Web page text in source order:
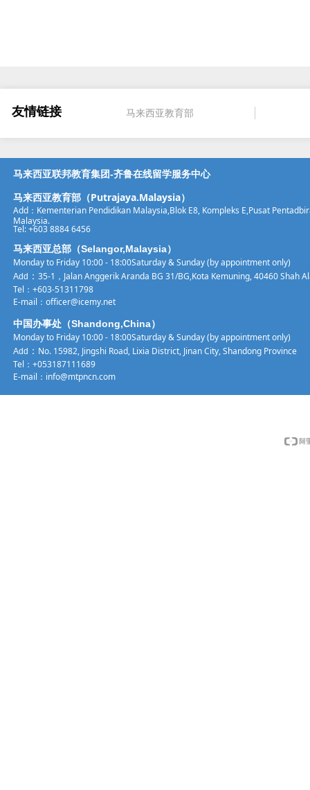
马来西亚教育部
友情链接
马来西亚联邦教育集团-齐鲁在线留学服务中心
马来西亚教育部（Putrajaya.Malaysia）
Add：Kementerian Pendidikan Malaysia,Blok E8, Kompleks E,Pusat
Malaysia.
Tel: +603 8884 6456
马来西亚总部（Selangor,Malaysia）
Monday to Friday 10:00 - 18:00Saturday & Sunday (by appointment only)
Add ： 35-1，Jalan Anggerik Aranda BG 31/BG,Kota Kemuning, 40460 Shah
Tel： +603-51311798
E-mail： officer@icemy.net
中国办事处（Shandong,China）
Monday to Friday 10:00 - 18:00Saturday & Sunday (by appointment only)
Add ： No. 15982, Jingshi Road, Lixia District, Jinan City, Shandong Province
Tel： +053187111689
E-mail：info@mtpncn.com